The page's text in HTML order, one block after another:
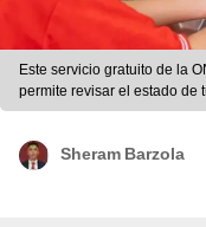
Este servicio gratuito de la
permite revisar el estado de
LR/Andina/ONP
Sheram Barzola